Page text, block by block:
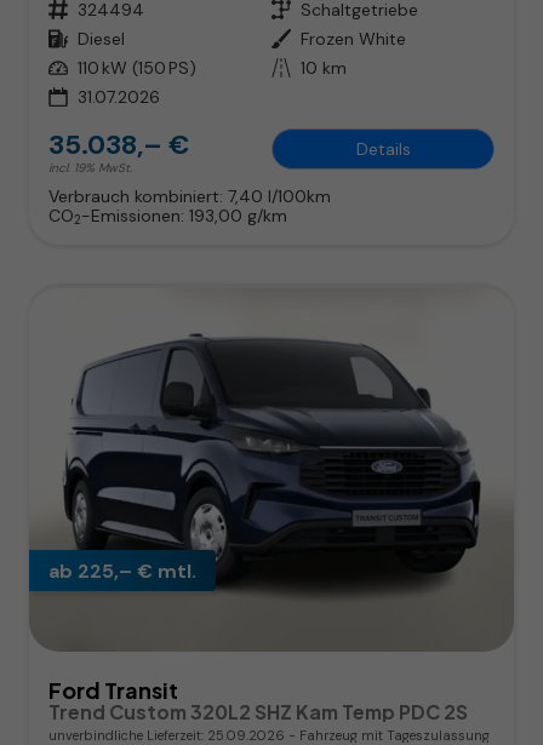
Fahrzeugnr. 324494 Getriebe Schaltgetriebe
Kraftstoff Diesel Außenfarbe Frozen White
Leistung 110 kW (150 PS) Kilometerstand 10 km
31.07.2026
35.038,– €
incl. 19% MwSt.
Details
Verbrauch kombiniert: 7,40 l/100km
CO2-Emissionen: 193,00 g/km
ab 225,– € mtl.
Ford Transit
Trend Custom 320L2 SHZ Kam Temp PDC 2S
unverbindliche Lieferzeit: 25.09.2026 Fahrzeug mit Tageszulassung